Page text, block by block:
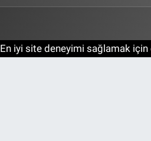
En iyi site deneyimi sağlamak için